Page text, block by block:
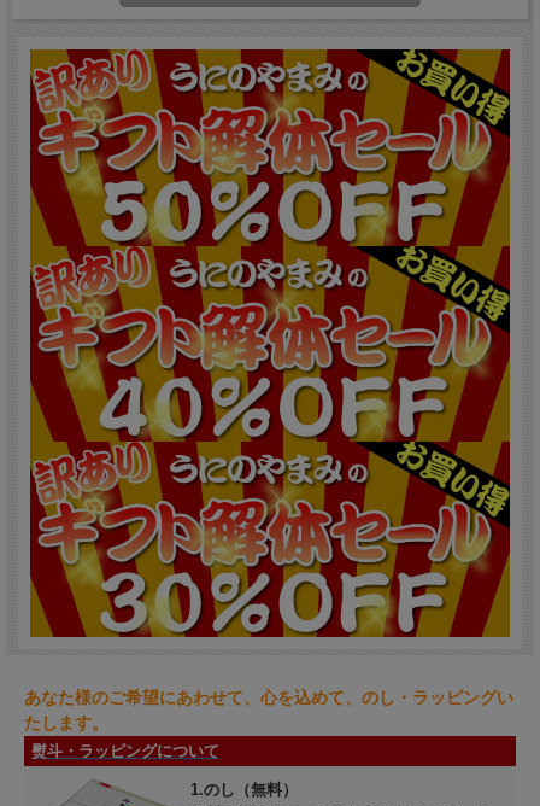
あなた様のご希望にあわせて、心を込めて、のし・ラッピングい
たします。
熨斗・ラッピングについて
1.のし（無料）